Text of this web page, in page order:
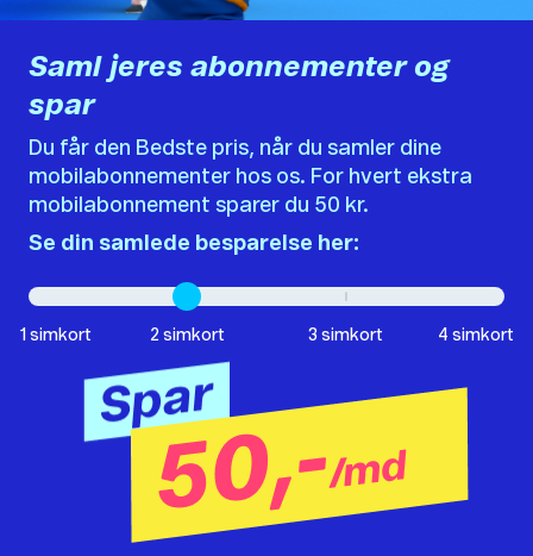
Saml jeres abonnementer og
spar
Du får den Bedste pris, når du samler dine
mobilabonnementer hos os. For hvert ekstra
mobilabonnement sparer du 50 kr.
Se din samlede besparelse her:
1 simkort 2 simkort 3 simkort 4 simkort